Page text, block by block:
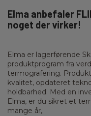
Elma anbefaler
noget der virker!
Elma er lagerførende
produktprogram fra
termografering.
kvalitet, opdateret
holdbarhed. Med en
Elma, er du sikret et
mange år,